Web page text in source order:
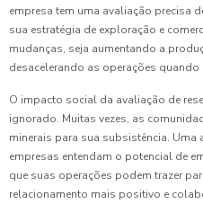
empresa tem uma avaliação precisa
sua estratégia de exploração e
mudanças, seja aumentando a
desacelerando as operações quando
O impacto social da avaliação de
ignorado. Muitas vezes, as
minerais para sua subsistência.
empresas entendam o potencial de
que suas operações podem trazer
relacionamento mais positivo e